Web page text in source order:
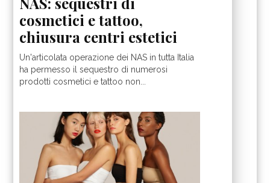
cosmetici e tattoo,
chiusura centri estetici
Un'articolata operazione dei NAS in tutta Italia
ha permesso il sequestro di numerosi
prodotti cosmetici e tattoo non...